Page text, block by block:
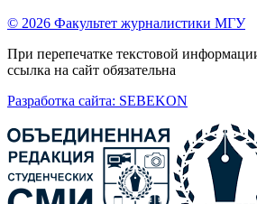
© 2026 Факультет журналистики МГУ
При перепечатке текстовой
ссылка на сайт обязательна
Разработка сайта: SEBEKON